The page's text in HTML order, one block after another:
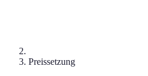
Preissetzung